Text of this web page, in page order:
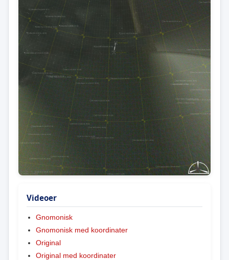
Videoer
Gnomonisk
Gnomonisk med koordinater
Original
Original med koordinater